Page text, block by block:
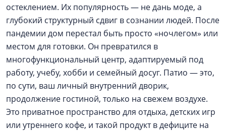
остеклением. Их популярность — не дань моде, а
глубокий структурный сдвиг в сознании людей. После
пандемии дом перестал быть просто «ночлегом» или
местом для готовки. Он превратился в
многофункциональный центр, адаптируемый под
работу, учебу, хобби и семейный досуг. Патио — это,
по сути, ваш личный внутренний дворик,
продолжение гостиной, только на свежем воздухе.
Это приватное пространство для отдыха, детских игр
или утреннего кофе, и такой продукт в дефиците на